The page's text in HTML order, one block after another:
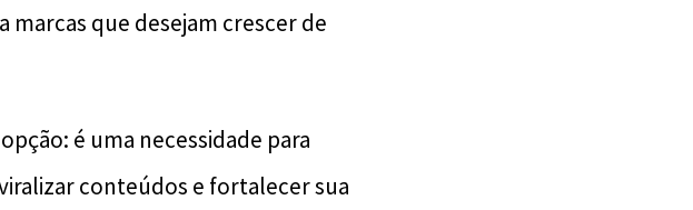
que desejam crescer de
é uma necessidade para
conteúdos e fortalecer sua